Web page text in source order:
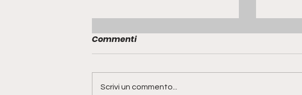
Commenti
Scrivi un commento...